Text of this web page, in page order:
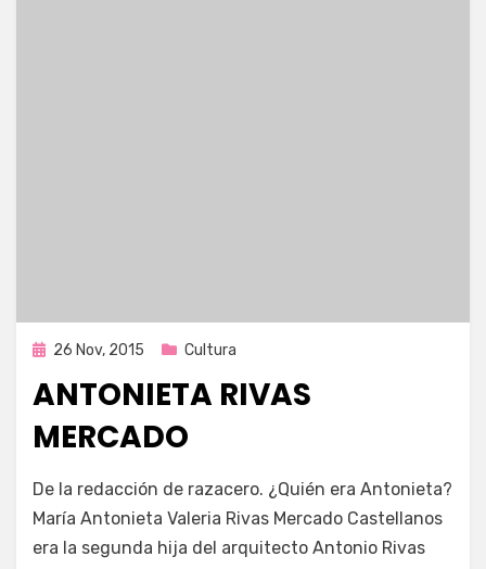
Publicada
26 Nov, 2015 Cultura
ANTONIETA RIVAS
MERCADO
por Enrique
De la redacción de razacero. ¿Quién era Antonieta?
María Antonieta Valeria Rivas Mercado Castellanos
era la segunda hija del arquitecto Antonio Rivas